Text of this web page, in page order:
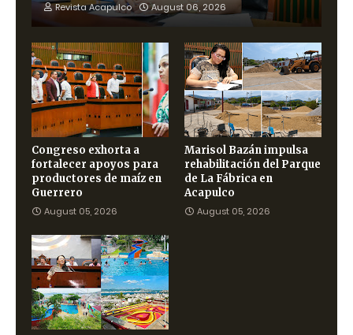
Revista Acapulco August 06, 2026
Congreso exhorta a
fortalecer apoyos para
productores de maíz en
Guerrero
August 05, 2026
Marisol Bazán impulsa
rehabilitación del Parque
de La Fábrica en
Acapulco
August 05, 2026